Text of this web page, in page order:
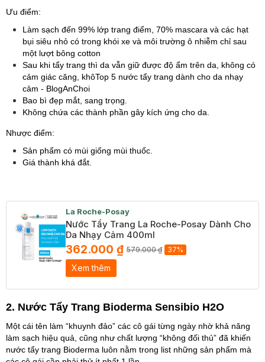
Ưu điểm:
Làm sạch đến 99% lớp trang điểm, 70% mascara và các hạt
bụi siêu nhỏ có trong khói xe và môi trường ô nhiễm chỉ sau
một lượt bông cotton
Sau khi tẩy trang thì da vẫn giữ được độ ẩm trên da, không có
cảm giác căng, khôTop 5 nước tẩy trang dành cho da nhạy
cảm - BlogAnChoi
Bao bì đẹp mắt, sang trọng.
Không chứa các thành phần gây kích ứng cho da.
Nhược điểm:
Sản phẩm có mùi giống mùi thuốc.
Giá thành khá đắt.
La Roche-Posay
Nước Tẩy Trang La Roche-Posay Dành Cho
Da Nhạy Cảm 400ml
362.000 ₫ 579.000 ₫ 37%
Xem thêm
2. Nước Tẩy Trang Bioderma Sensibio H2O
Một cái tên làm “khuynh đảo” các cô gái từng ngày nhờ khả năng
làm sạch hiệu quả, cũng như chất lượng “không đối thủ” đã khiến
nước tẩy trang Bioderma luôn nằm trong list những sản phẩm mà